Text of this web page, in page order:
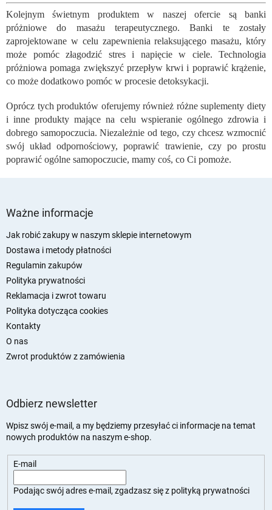
n
t
r
o
k
i
l
s
t
y
Kolejnym świetnym produktem w naszej ofercie są banki
próżniowe do masażu terapeutycznego. Banki te zostały
zaprojektowane w celu zapewnienia relaksującego masażu, który
może pomóc złagodzić stres i napięcie w ciele. Technologia
próżniowa pomaga zwiększyć przepływ krwi i poprawić krążenie,
co może dodatkowo pomóc w procesie detoksykacji.
Oprócz tych produktów oferujemy również różne suplementy diety
i inne produkty mające na celu wspieranie ogólnego zdrowia i
dobrego samopoczucia. Niezależnie od tego, czy chcesz wzmocnić
swój układ odpornościowy, poprawić trawienie, czy po prostu
poprawić ogólne samopoczucie, mamy coś, co Ci pomoże.
Ważne informacje
Jak robić zakupy w naszym sklepie internetowym
Dostawa i metody płatności
Regulamin zakupów
Polityka prywatności
Reklamacja i zwrot towaru
Polityka dotycząca cookies
Kontakty
O nas
Zwrot produktów z zamówienia
Odbierz newsletter
Wpisz swój e-mail, a my będziemy przesyłać ci informacje na temat
nowych produktów na naszym e-shop.
E-mail
Podając swój adres e-mail, zgadzasz się z polityką prywatności